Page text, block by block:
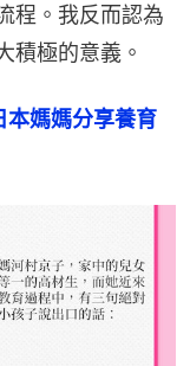
程。我反而認為
積極的意義。
本媽媽分享養育